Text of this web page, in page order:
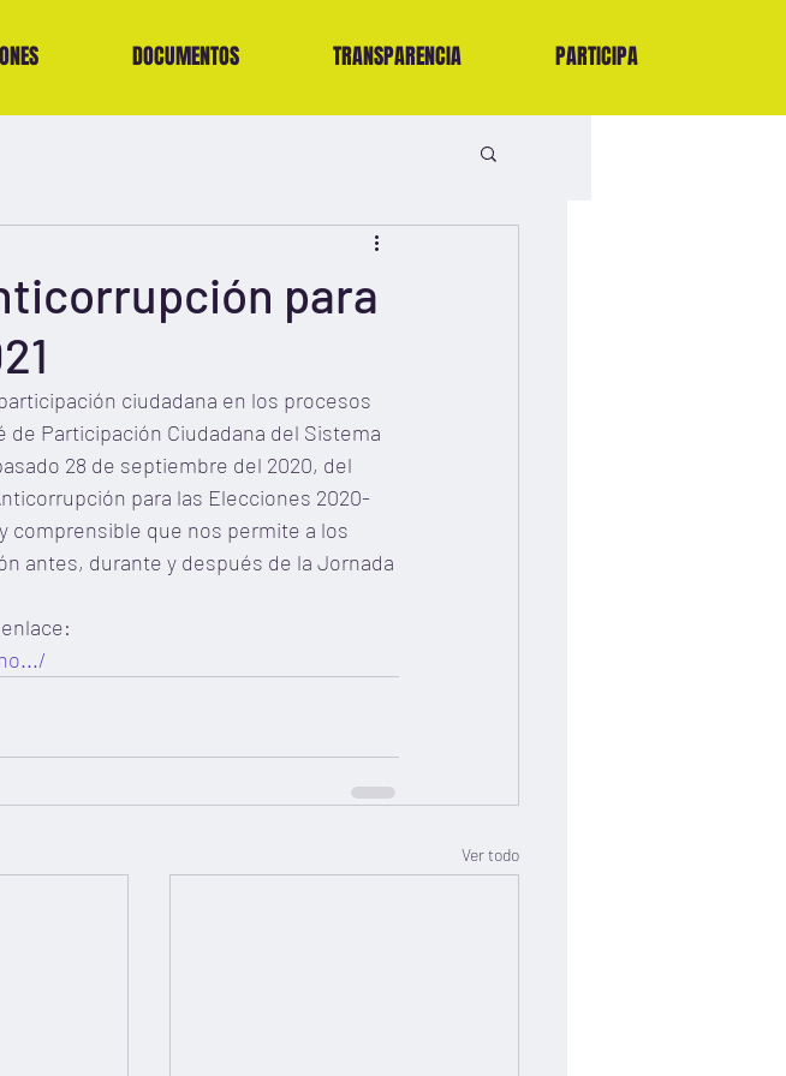
DOCUMENTOS TRANSPARENCIA PARTICIPA
para
ciudadana en los procesos
Participación Ciudadana del Sistema
28 de septiembre del 2020, del
para las Elecciones 2020-
comprensible que nos permite a los
antes, durante y después de la Jornada
Ver todo